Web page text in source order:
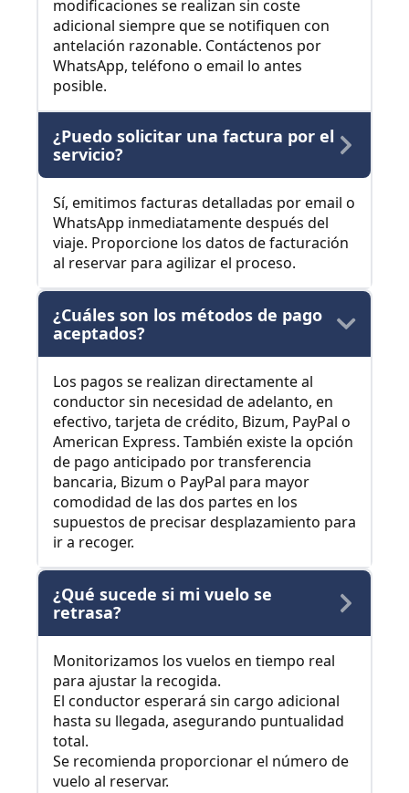
modificaciones se realizan sin coste
adicional siempre que se notifiquen con
antelación razonable. Contáctenos por
WhatsApp, teléfono o email lo antes
posible.
¿Puedo solicitar una factura por el
servicio?
Sí, emitimos facturas detalladas por email o
WhatsApp inmediatamente después del
viaje. Proporcione los datos de facturación
al reservar para agilizar el proceso.
¿Cuáles son los métodos de pago
aceptados?
Los pagos se realizan directamente al
conductor sin necesidad de adelanto, en
efectivo, tarjeta de crédito, Bizum, PayPal o
American Express. También existe la opción
de pago anticipado por transferencia
bancaria, Bizum o PayPal para mayor
comodidad de las dos partes en los
supuestos de precisar desplazamiento para
ir a recoger.
¿Qué sucede si mi vuelo se
retrasa?
Monitorizamos los vuelos en tiempo real
para ajustar la recogida.
El conductor esperará sin cargo adicional
hasta su llegada, asegurando puntualidad
total.
Se recomienda proporcionar el número de
vuelo al reservar.